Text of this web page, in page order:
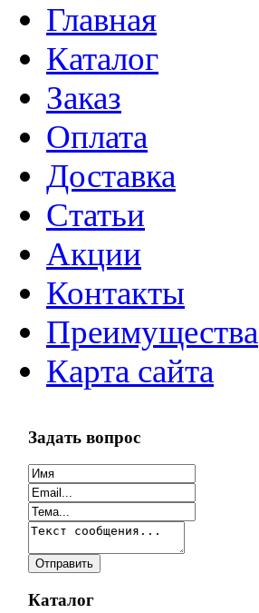
Главная
Каталог
Заказ
Оплата
Доставка
Статьи
Акции
Контакты
Преимущества
Карта сайта
Задать вопрос
Каталог